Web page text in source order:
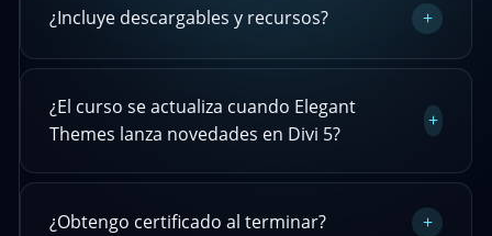
¿Incluye descargables y recursos? +
¿El curso se actualiza cuando Elegant
Themes lanza novedades en Divi 5?
+
¿Obtengo certificado al terminar? +